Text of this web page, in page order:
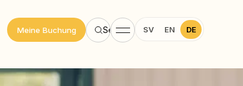
Search
Meine Buchung SV EN DE